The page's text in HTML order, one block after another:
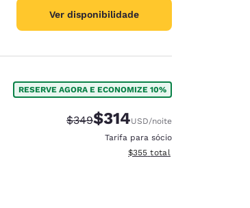
Ver disponibilidade
RESERVE AGORA E ECONOMIZE 10%
Tarifa anterior “tachada”:
$349Tarifa com desconto:
$314USD/noite
Tarifa para sócio
Exibir detalhes do total
$355 total